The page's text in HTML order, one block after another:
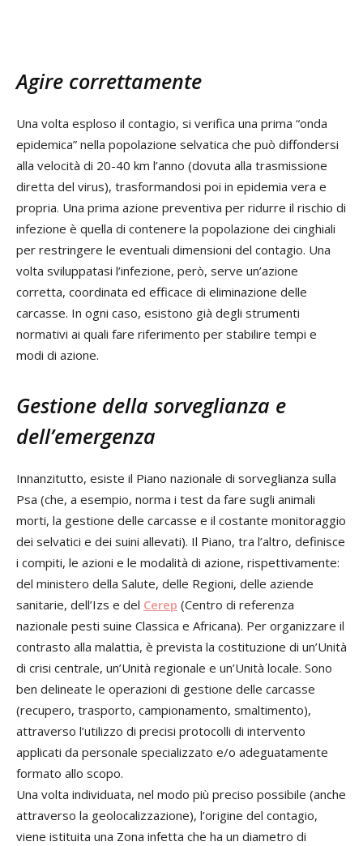
Agire correttamente
Una volta esploso il contagio, si verifica una prima “onda
epidemica” nella popolazione selvatica che può diffondersi
alla velocità di 20-40 km l’anno (dovuta alla trasmissione
diretta del virus), trasformandosi poi in epidemia vera e
propria. Una prima azione preventiva per ridurre il rischio di
infezione è quella di contenere la popolazione dei cinghiali
per restringere le eventuali dimensioni del contagio. Una
volta sviluppatasi l’infezione, però, serve un’azione
corretta, coordinata ed efficace di eliminazione delle
carcasse. In ogni caso, esistono già degli strumenti
normativi ai quali fare riferimento per stabilire tempi e
modi di azione.
Gestione della sorveglianza e
dell’emergenza
Innanzitutto, esiste il Piano nazionale di sorveglianza sulla
Psa (che, a esempio, norma i test da fare sugli animali
morti, la gestione delle carcasse e il costante monitoraggio
dei selvatici e dei suini allevati). Il Piano, tra l’altro, definisce
i compiti, le azioni e le modalità di azione, rispettivamente:
del ministero della Salute, delle Regioni, delle aziende
sanitarie, dell’Izs e del Cerep (Centro di referenza
nazionale pesti suine Classica e Africana). Per organizzare il
contrasto alla malattia, è prevista la costituzione di un’Unità
di crisi centrale, un’Unità regionale e un’Unità locale. Sono
ben delineate le operazioni di gestione delle carcasse
(recupero, trasporto, campionamento, smaltimento),
attraverso l’utilizzo di precisi protocolli di intervento
applicati da personale specializzato e/o adeguatamente
formato allo scopo.
Una volta individuata, nel modo più preciso possibile (anche
attraverso la geolocalizzazione), l’origine del contagio,
viene istituita una Zona infetta che ha un diametro di